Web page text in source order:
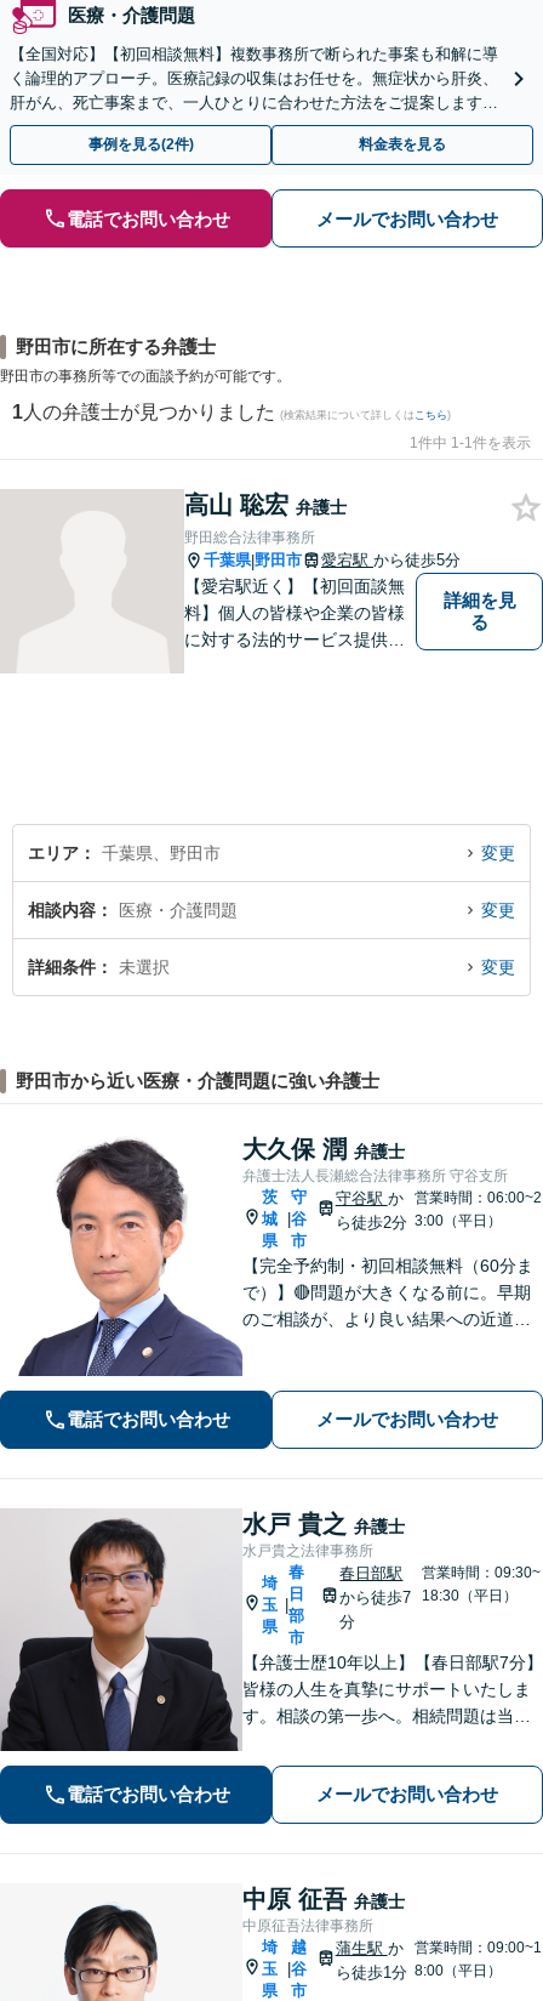
医療・介護問題
【全国対応】【初回相談無料】複数事務所で断られた事案も和解に導
く論理的アプローチ。医療記録の収集はお任せを。無症状から肝炎、
肝がん、死亡事案まで、一人ひとりに合わせた方法をご提案します。
手続きの負担を減らし、権利を守ります。
事例を見る(2件) 料金表を見る
電話でお問い合わせ メールでお問い合わせ
野田市に所在する弁護士
野田市の事務所等での面談予約が可能です。
1 人の弁護士が見つかりました (検索結果について詳しくは こちら)
1件中 1-1件を表示
高山 聡宏 弁護士
野田総合法律事務所
千葉県|野田市 愛宕駅 から徒歩5分
【愛宕駅近く】【初回面談無
料】個人の皆様や企業の皆様
に対する法的サービス提供に
詳細を見
る
エリア 千葉県、野田市 変更
相談内容 医療・介護問題 変更
詳細条件 未選択 変更
野田市から近い医療・介護問題に強い弁護士
大久保 潤 弁護士
弁護士法人長瀬総合法律事務所 守谷支所
茨
城
県
守
谷
市
守谷駅 か
ら徒歩2分
営業時間：06:00~2
3:00（平日）
【完全予約制・初回相談無料（60分ま
で）】🔴問題が大きくなる前に。早期
のご相談が、より良い結果への近道で
など 状況の整理から丁寧に対応。深刻
化する前にまずはご相談ください。
電話でお問い合わせ メールでお問い合わせ
水戸 貴之 弁護士
水戸貴之法律事務所
埼
玉
県
|
春
日
部
市
春日部駅
から徒歩7
分
営業時間：09:30~
18:30（平日）
【弁護士歴10年以上】【春日部駅7分】
皆様の人生を真摯にサポートいたしま
す。相談の第一歩へ。相続問題は当事
う。交通事故は弁護士登録以来、多数
の取り扱い経験があります。【当日・
土日祝日・夜間・応相談対応可能】
電話でお問い合わせ メールでお問い合わせ
中原 征吾 弁護士
中原征吾法律事務所
埼
玉
県
越
谷
市
蒲生駅 か
ら徒歩1分
営業時間：09:00~1
8:00（平日）